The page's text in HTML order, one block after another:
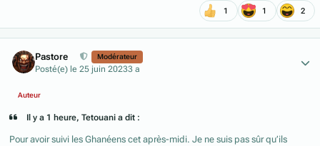
1 1 2
Pastore Modérateur
Posté(e) le 25 juin 20233 a
Auteur
Il y a 1 heure, Tetouani a dit :
Pour avoir suivi les Ghanéens cet après-midi. Je ne suis pas sûr qu’ils